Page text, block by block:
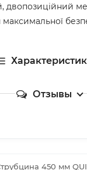
двопозиційний
максимальної
Отзывы
450 мм